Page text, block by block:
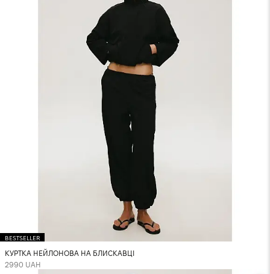
BESTSELLER
КУРТКА НЕЙЛОНОВА НА БЛИСКАВЦІ
2990 UAH